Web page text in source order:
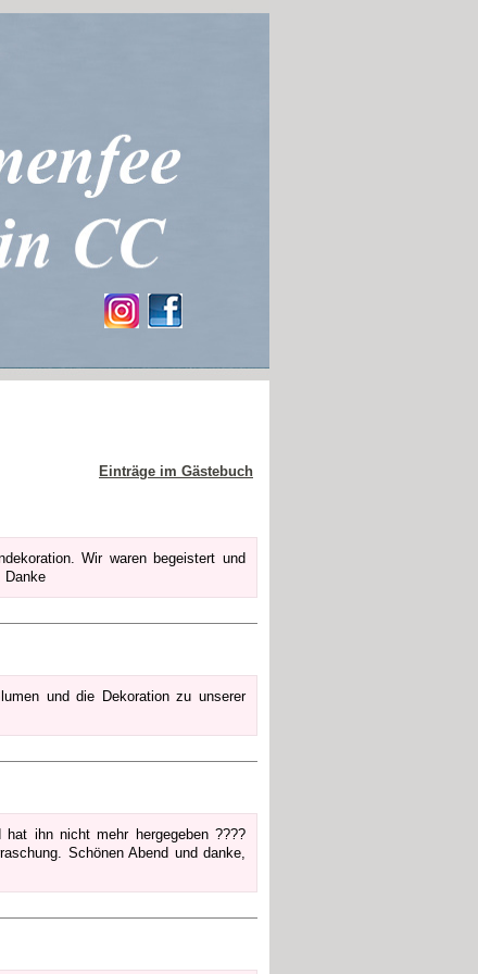
Einträge im Gästebuch
Wir waren begeistert und
Danke
und die Dekoration zu unserer
ihn nicht mehr hergegeben ????
Schönen Abend und danke,